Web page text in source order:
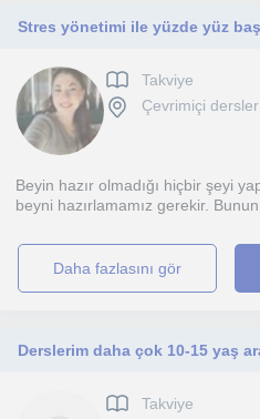
Stres yönetimi ile yüzde yüz
Takviye
Çevrimiçi dersler
Beyin hazır olmadığı hiçbir şeyi
beyni hazırlamamız gerekir. Bunun
daha fazlasını gör
Takviye